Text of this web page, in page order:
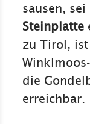
sausen,
Steinplatte
zu Tirol,
die
erreichbar.